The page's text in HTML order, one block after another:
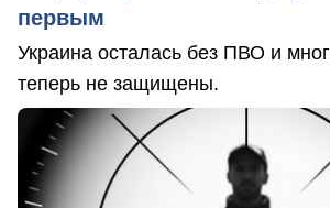
первым
Украина осталась без ПВО и
теперь не защищены.